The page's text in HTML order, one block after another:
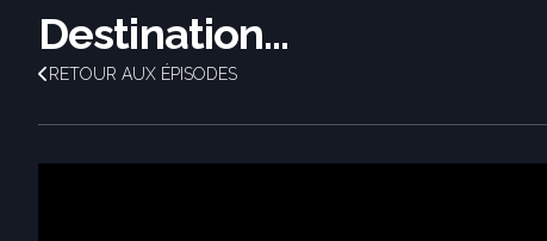
Destination...
RETOUR AUX ÉPISODES